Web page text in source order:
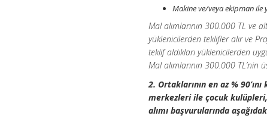
Makine ve/veya ekipman ile
Mal alımlarının 300.000 TL ve
yüklenicilerden teklifler alır ve
teklif aldıkları yüklenicilerden
Mal alımlarının 300.000
2. Ortaklarının en az %
merkezleri ile çocuk
alımı başvurularında